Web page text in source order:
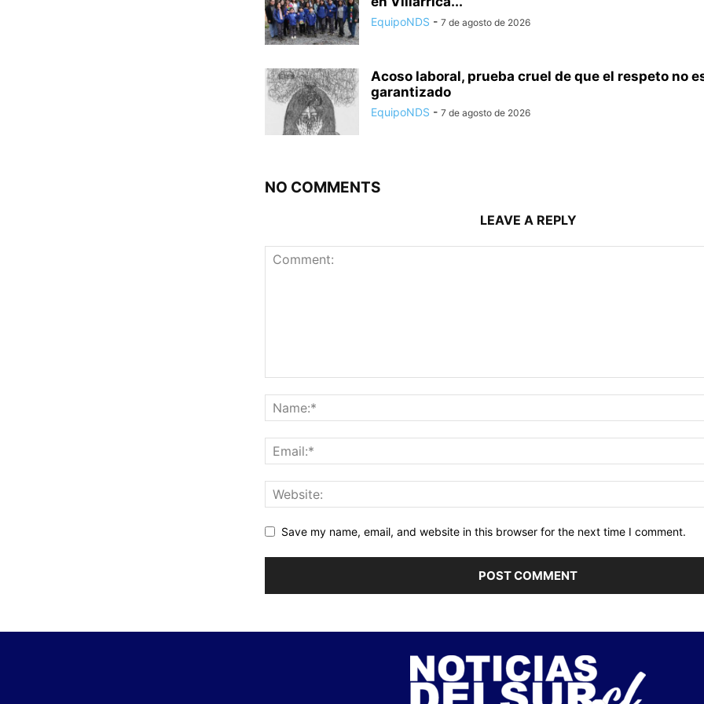
EquipoNDS - 7 de agosto de 2026
Acoso laboral, prueba cruel de que el respeto no
garantizado
EquipoNDS - 7 de agosto de 2026
NO COMMENTS
LEAVE A REPLY
Save my name, email, and website in this browser for the next time I comment.